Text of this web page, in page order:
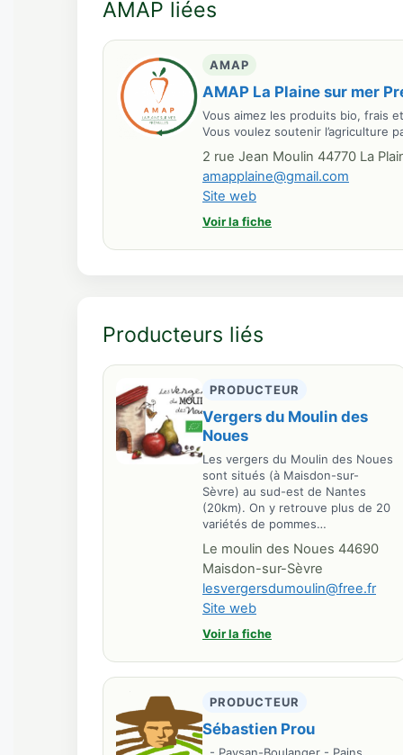
AMAP liées
AMAP
AMAP La Plaine sur mer
Vous aimez les produits bio, frais
Vous voulez soutenir l’agriculture
2 rue Jean Moulin 44770 La
amapplaine@gmail.com
Site web
Voir la fiche
Producteurs liés
PRODUCTEUR
Vergers du Moulin des
Noues
Les vergers du Moulin des Noues
sont situés (à Maisdon-sur-
Sèvre) au sud-est de Nantes
(20km). On y retrouve plus de 20
variétés de pommes…
Le moulin des Noues 44690
Maisdon-sur-Sèvre
lesvergersdumoulin@free.fr
Site web
Voir la fiche
PRODUCTEUR
Sébastien Prou